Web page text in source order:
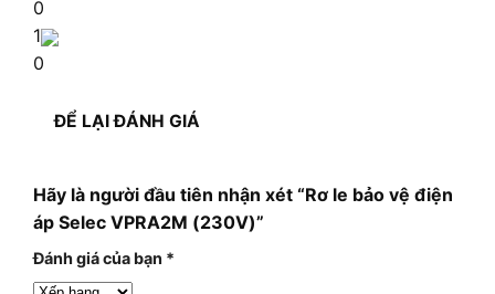
0
1
0
ĐỂ LẠI ĐÁNH GIÁ
Hãy là người đầu tiên nhận xét “Rơ le bảo vệ điện
áp Selec VPRA2M (230V)”
Đánh giá của bạn *